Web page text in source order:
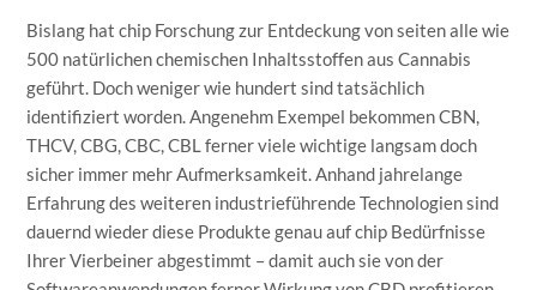
Bislang hat chip Forschung zur Entdeckung von seiten alle wie
500 natürlichen chemischen Inhaltsstoffen aus Cannabis
geführt. Doch weniger wie hundert sind tatsächlich
identifiziert worden. Angenehm Exempel bekommen CBN,
THCV, CBG, CBC, CBL ferner viele wichtige langsam doch
sicher immer mehr Aufmerksamkeit. Anhand jahrelange
Erfahrung des weiteren industrieführende Technologien sind
dauernd wieder diese Produkte genau auf chip Bedürfnisse
Ihrer Vierbeiner abgestimmt – damit auch sie von der